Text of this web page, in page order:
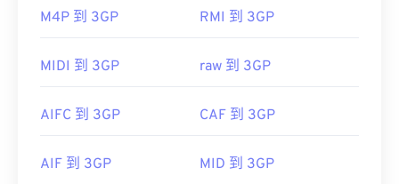
制定者： ISO
运动图像专家组
有用的链接：
er_I
https://mpeg.chiariglione.org/standards/mpeg-
1.html
然 3GP 是为移动设备设计的，但该文件格式在大多
Windows。
本 (Timed Text)
提供字幕和副标题。它不支持交互式
量，请将文件
为 MP4。
M4P 到 3GP RMI 到 3GP
MIDI 到 3GP raw 到 3GP
AIFC 到 3GP CAF 到 3GP
AIF 到 3GP MID 到 3GP